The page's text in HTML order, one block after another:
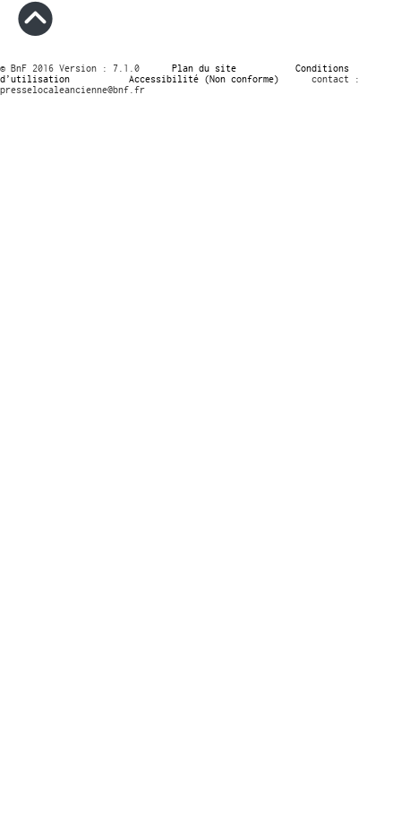
© BnF 2016 Version : 7.1.0 Plan du site
Conditions
d’utilisation
Accessibilité (Non conforme)
contact :
presselocaleancienne@bnf.fr